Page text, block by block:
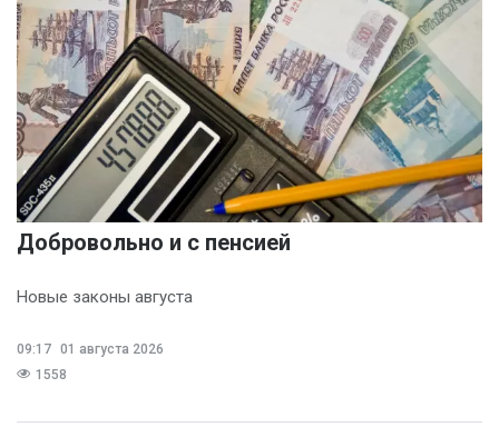
Добровольно и с пенсией
Новые законы августа
09:17 01 августа 2026
1558